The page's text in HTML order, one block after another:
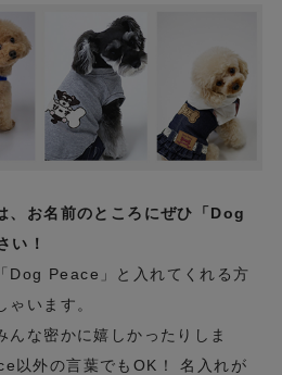
、お名前のところにぜひ「Dog
い！
Dog Peace」と入れてくれる方
ゃいます。
んな密かに嬉しかったりしま
以外の言葉でもOK！ 名入れが